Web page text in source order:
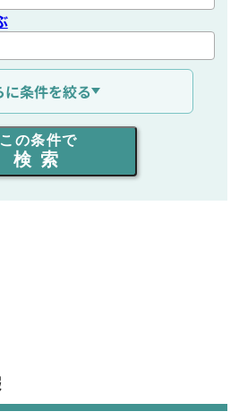
ぶ
製品名等)
に条件を絞る
この条件で
検索